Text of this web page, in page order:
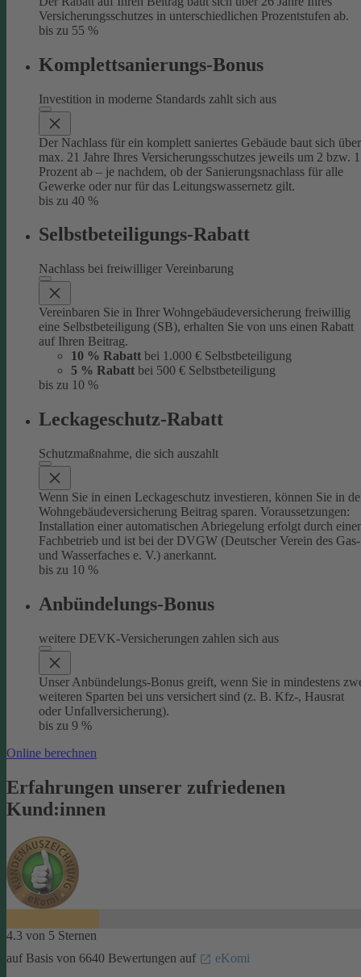
Versicherungsschutzes in unterschiedlichen Prozentstufen ab.
bis zu 55 %
Komplettsanierungs-Bonus
Investition in moderne Standards zahlt sich aus
Der Nachlass für ein komplett saniertes Gebäude baut sich über
max. 21 Jahre Ihres Versicherungsschutzes jeweils um 2 bzw. 1
Prozent ab – je nachdem, ob der Sanierungsnachlass für alle
Gewerke oder nur für das Leitungswassernetz gilt.
bis zu 40 %
Selbstbeteiligungs-Rabatt
Nachlass bei freiwilliger Vereinbarung
Vereinbaren Sie in Ihrer Wohngebäudeversicherung freiwillig
eine Selbstbeteiligung (SB), erhalten Sie von uns einen Rabatt
auf Ihren Beitrag.
10 % Rabatt bei 1.000 € Selbstbeteiligung
5 % Rabatt bei 500 € Selbstbeteiligung
bis zu 10 %
Leckageschutz-Rabatt
Schutzmaßnahme, die sich auszahlt
Wenn Sie in einen Leckageschutz investieren, können Sie in
Wohngebäudeversicherung Beitrag sparen. Voraussetzungen:
Installation einer automatischen Abriegelung erfolgt durch
Fachbetrieb und ist bei der DVGW (Deutscher Verein des Gas-
und Wasserfaches e. V.) anerkannt.
bis zu 10 %
Anbündelungs-Bonus
weitere DEVK-Versicherungen zahlen sich aus
Unser Anbündelungs-Bonus greift, wenn Sie in mindestens
weiteren Sparten bei uns versichert sind (z. B. Kfz-, Hausrat
oder Unfallversicherung).
bis zu 9 %
Online berechnen
Erfahrungen unserer zufriedenen
Kund:innen
4.3 von 5 Sternen
auf Basis von 6640 Bewertungen auf
eKomi